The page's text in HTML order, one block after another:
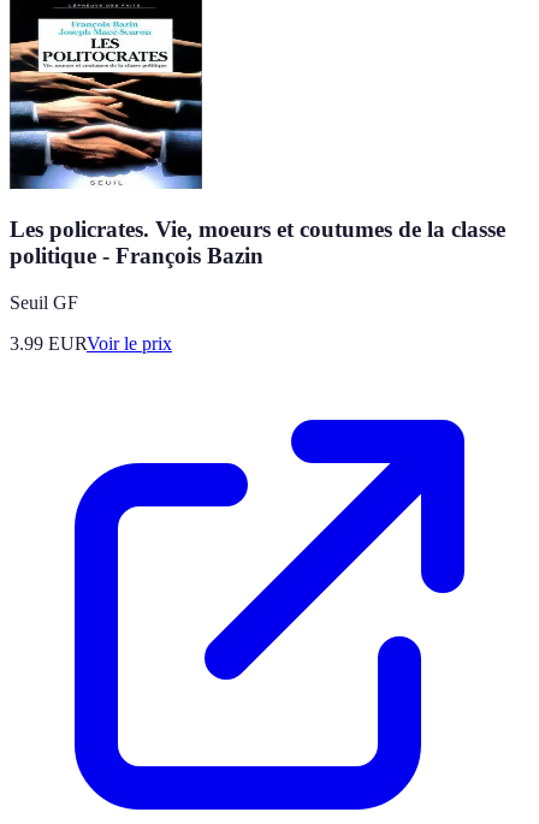
Les policrates. Vie, moeurs et coutumes de la classe
politique - François Bazin
Seuil GF
3.99 EURVoir le prix